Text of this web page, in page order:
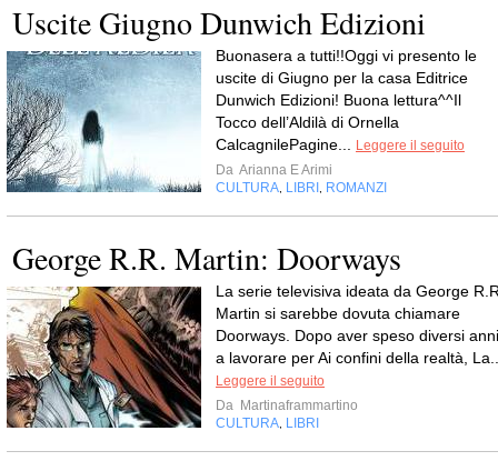
Uscite Giugno Dunwich Edizioni
Buonasera a tutti!!Oggi vi presento le
uscite di Giugno per la casa Editrice
Dunwich Edizioni! Buona lettura^^Il
Tocco dell’Aldilà di Ornella
CalcagnilePagine...
Leggere il seguito
Da Arianna E Arimi
CULTURA LIBRI ROMANZI
George R.R. Martin: Doorways
La serie televisiva ideata da George
Martin si sarebbe dovuta chiamare
Doorways. Dopo aver speso diversi anni
a lavorare per Ai confini della realtà,
Leggere il seguito
Da Martinaframmartino
CULTURA LIBRI